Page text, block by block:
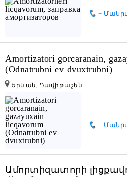
+
Amortizatori gorcaranain,
(Odnatrubni ev dvuxtrubni)
+
Երևան, Դավիթաշեն
Ամորտիզատորի